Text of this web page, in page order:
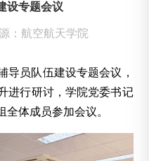
设专题会议
：航空航天学院
导员队伍建设专题会议，
进行研讨，学院党委书记
体成员参加会议。